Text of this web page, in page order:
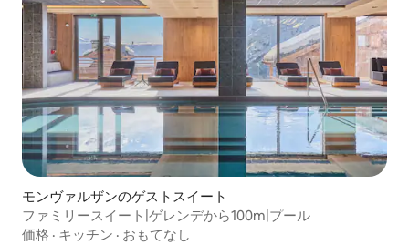
モンヴァルザンのゲストスイート
ファミリースイート|ゲレンデから100m|プール
価格 · キッチン · おもてなし